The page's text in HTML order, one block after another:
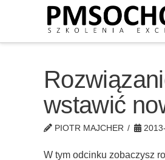
wstawić
PIOTR MAJCHER
W tym odcinku zobaczysz